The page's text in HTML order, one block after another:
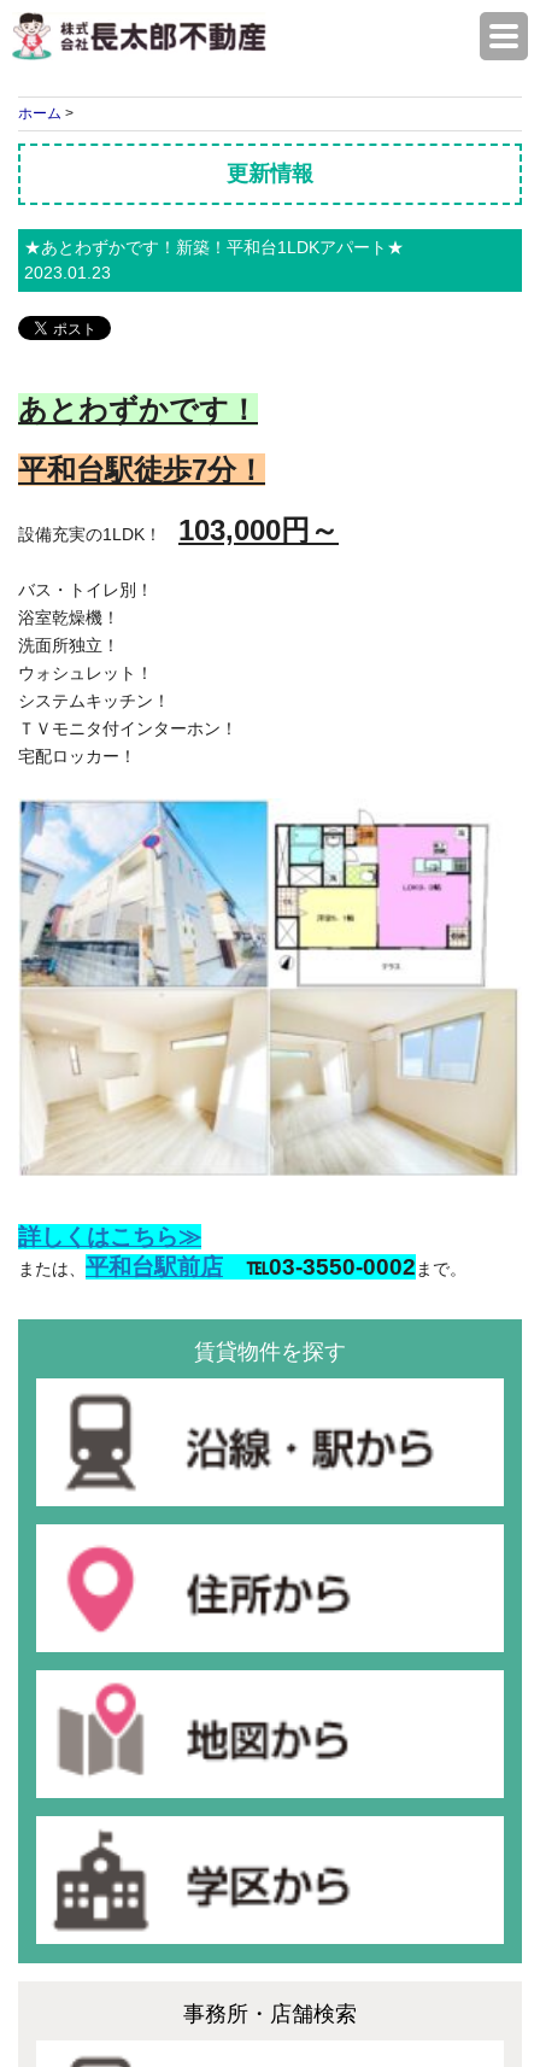
ホーム >
更新情報
★あとわずかです！新築！平和台1LDKアパート★
2023.01.23
あとわずかです！
平和台駅徒歩7分！
設備充実の1LDK！ 103,000円～
バス・トイレ別！
浴室乾燥機！
洗面所独立！
ウォシュレット！
システムキッチン！
ＴＶモニタ付インターホン！
宅配ロッカー！
詳しくはこちら≫
または、 平和台駅前店 ℡03-3550-0002 まで。
賃貸物件を探す
事務所・店舗検索